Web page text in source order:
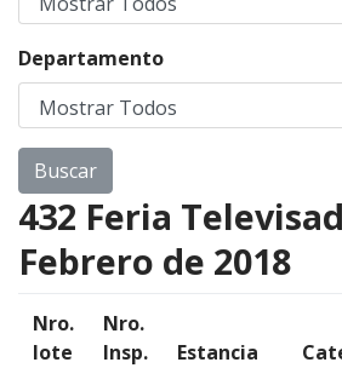
Departamento
432 Feria
Febrero de 2018
Nro.
lote
Nro.
Insp.
Estancia